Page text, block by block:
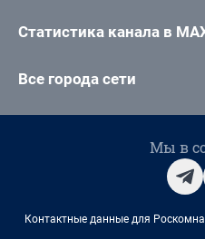
Статистика канала в
Все города сети
Мы в
Контактные данные для